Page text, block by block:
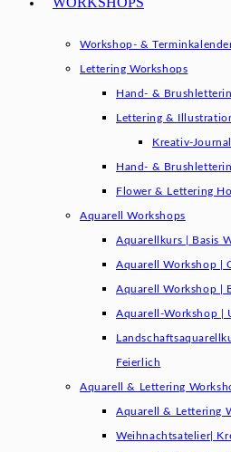
Workshop- &
Lettering Workshops
Hand- &
Lettering &
Kreativ-
Hand- &
Flower & Lettering
Aquarell Workshops
Aquarellkurs | Basis
Aquarell Workshop |
Aquarell Workshop |
Aquarell-Workshop |
Feierlich
Aquarell & Lettering
Aquarell & Lettering
Weihnachtsatelier|